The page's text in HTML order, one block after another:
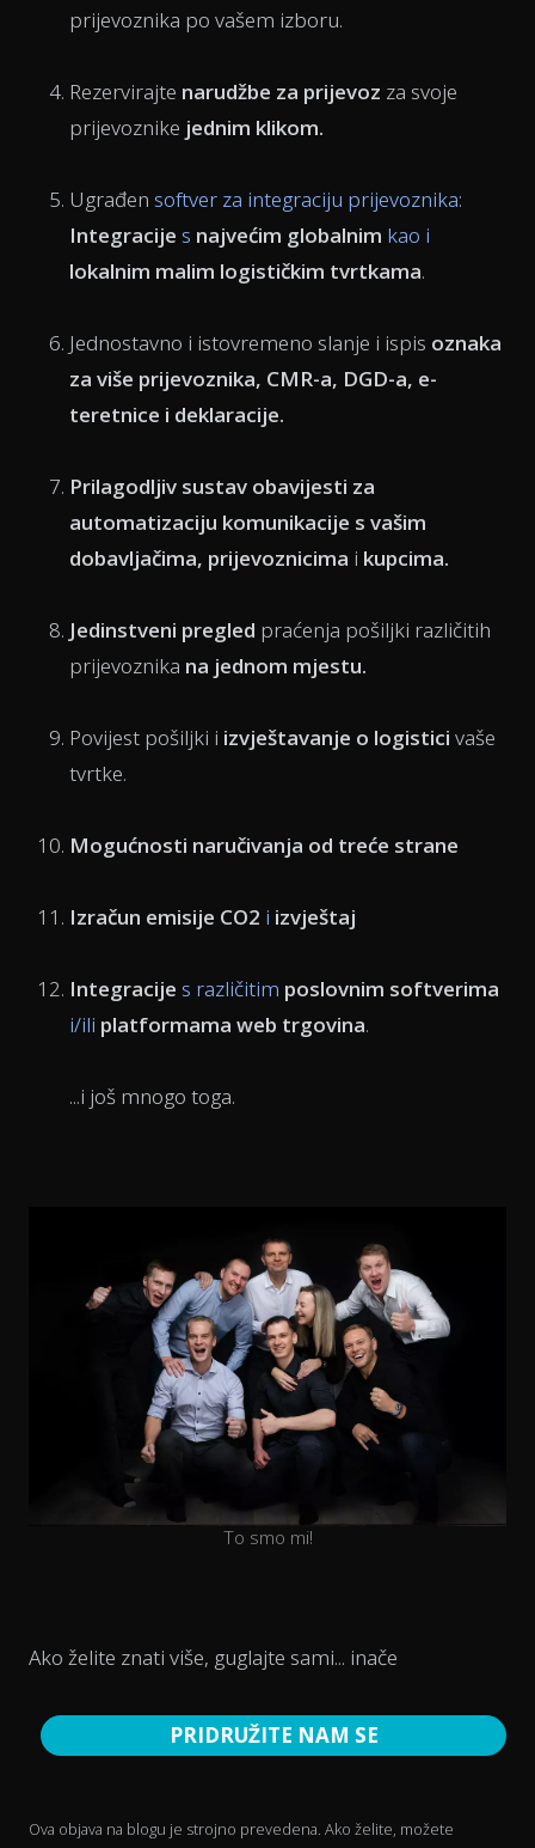
prijevoznika po vašem izboru.
Rezervirajte narudžbe za prijevoz za svoje
prijevoznike jednim klikom.
Ugrađen softver za integraciju prijevoznika:
Integracije s najvećim globalnim kao i
lokalnim malim logističkim tvrtkama.
Jednostavno i istovremeno slanje i ispis oznaka
za više prijevoznika, CMR-a, DGD-a, e-
teretnice i deklaracije.
Prilagodljiv sustav obavijesti za
automatizaciju komunikacije s vašim
dobavljačima, prijevoznicima i kupcima.
Jedinstveni pregled praćenja pošiljki različitih
prijevoznika na jednom mjestu.
Povijest pošiljki i izvještavanje o logistici vaše
tvrtke.
Mogućnosti naručivanja od treće strane
Izračun emisije CO2 i izvještaj
Integracije s različitim poslovnim softverima
i/ili platformama web trgovina.
...i još mnogo toga.
To smo mi!
Ako želite znati više, guglajte sami... inače
PRIDRUŽITE NAM SE
Ova objava na blogu je strojno prevedena. Ako želite, možete